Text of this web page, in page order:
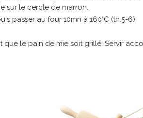
sur le cercle de marron.
passer au four 10mn à 160°C (th.5-6)
le pain de mie soit grillé. Servir